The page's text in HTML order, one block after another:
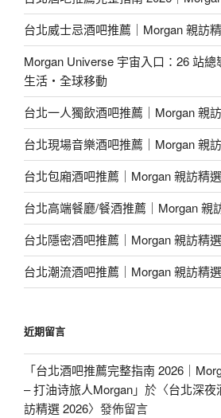
台北威士忌酒吧推薦｜Morgan 親訪
Morgan Universe 宇宙入口：26 站總
生活・全球移動
台北一人獨飲酒吧推薦｜Morgan 親
台北現場音樂酒吧推薦｜Morgan 親
台北包廂酒吧推薦｜Morgan 親訪精
台北高端餐廳/餐酒推薦｜Morgan 親
台北隱密酒吧推薦｜Morgan 親訪精
台北潮流酒吧推薦｜Morgan 親訪精
近期留言
「台北酒吧推薦完整指南 2026｜
– 打油诗旅人Morgan」於〈台北深夜
訪精選 2026〉發佈留言